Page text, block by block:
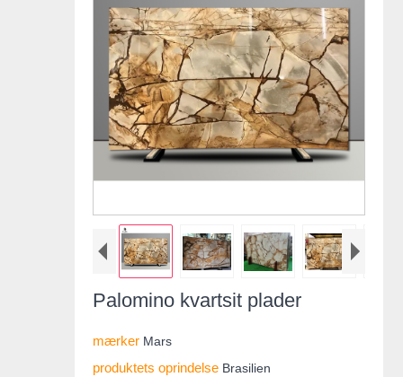
Palomino kvartsit plader
mærker Mars
produktets oprindelse Brasilien